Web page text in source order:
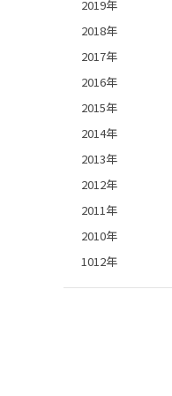
2019年
2018年
2017年
2016年
2015年
2014年
2013年
2012年
2011年
2010年
1012年